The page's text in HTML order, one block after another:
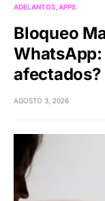
ADELANTOS APPS
Bloqueo
WhatsApp:
afectados?
AGOSTO 3, 2026